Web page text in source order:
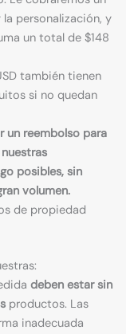
personalización, y
un total de $148
también tienen
si no quedan
un reembolso para
posibles, sin
volumen.
de propiedad
deben estar sin
productos. Las
inadecuada